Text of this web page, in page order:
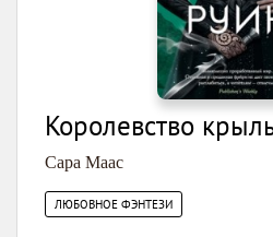
Королевство
Сара Маас
ЛЮБОВНОЕ ФЭНТЕЗИ